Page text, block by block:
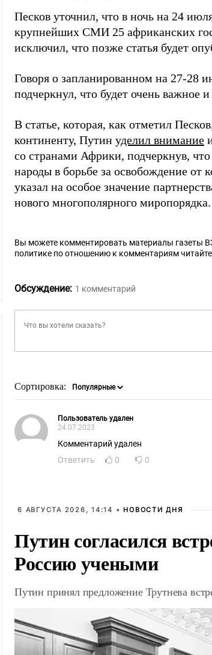
Песков уточнил, что в ночь на 24
крупнейших СМИ 25 африканских
исключил, что позже статья будет
Говоря о запланированном на 27-28
подчеркнул, что будет очень важное
В статье, которая, как отметил
континенту, Путин уделил внимание
со странами Африки, подчеркнув,
народы в борьбе за освобождение от
указал на особое значение
нового многополярного миропорядка.
Вы можете комментировать материалы газеты
политике по отношению к комментариям читайте
Обсуждение: 1 комментарий
Сортировка:
Пользователь удален
24.07.2023
Комментарий удален
Ответить
0 0
6 АВГУСТА 2026, 14:14 • НОВОСТИ ДНЯ
Путин согласился
Россию учеными
Путин принял предложение Трутнева